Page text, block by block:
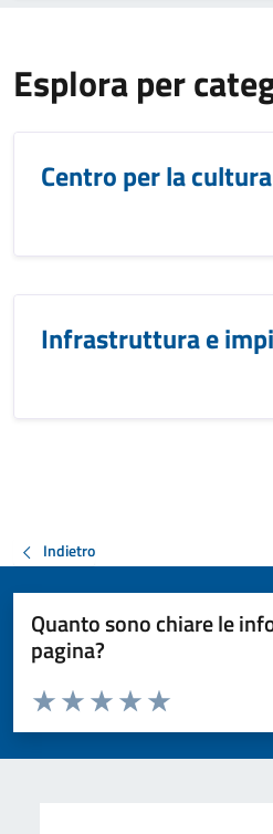
Esplora per
Centro per la cultura
Infrastruttura e
Indietro
Quanto sono chiare le
pagina?
Valuta da 1 a 5 stelle la pagina
Valuta 5 stelle
Valuta 4 stelle su 5
Valuta 3 stelle su 5
Valuta 2 stelle su 5
Valuta 1 stelle su 5